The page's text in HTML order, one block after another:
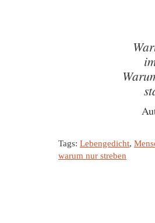
Tags: Lebengedicht,
warum nur streben